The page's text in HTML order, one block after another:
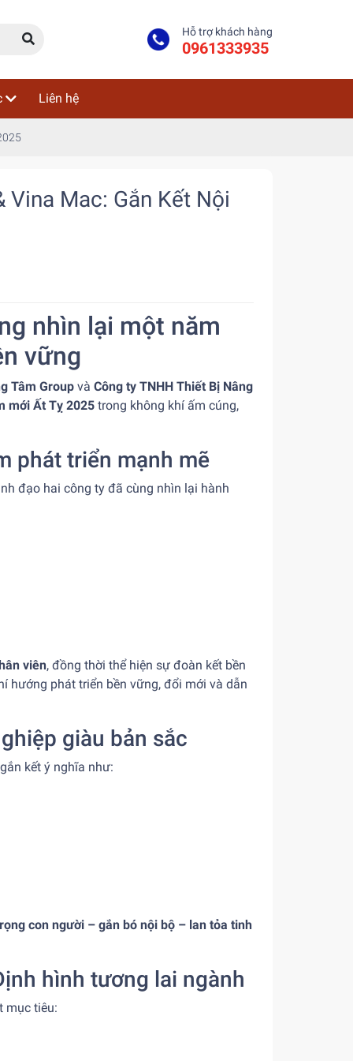
Hỗ trợ khách hàng
0961333935
Liên hệ
Mac: Gắn Kết Nội
nhìn lại một năm
vững
Tâm Group và Công ty TNHH Thiết Bị Nâng
mới Ất Tỵ 2025 trong không khí ấm cúng,
phát triển mạnh mẽ
đạo hai công ty đã cùng nhìn lại hành
viên, đồng thời thể hiện sự đoàn kết bền
hướng phát triển bền vững, đổi mới và dẫn
giàu bản sắc
kết ý nghĩa như:
con người – gắn bó nội bộ – lan tỏa tinh
hình tương lai ngành
mục tiêu: